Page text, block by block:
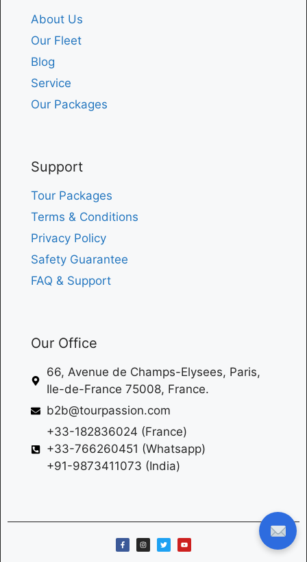
About Us
Our Fleet
Blog
Service
Our Packages
Support
Tour Packages
Terms & Conditions
Privacy Policy
Safety Guarantee
FAQ & Support
Our Office
66, Avenue de Champs-Elysees, Paris,
Ile-de-France 75008, France.
b2b@tourpassion.com
+33-182836024 (France)
+33-766260451 (Whatsapp)
+91-9873411073 (India)